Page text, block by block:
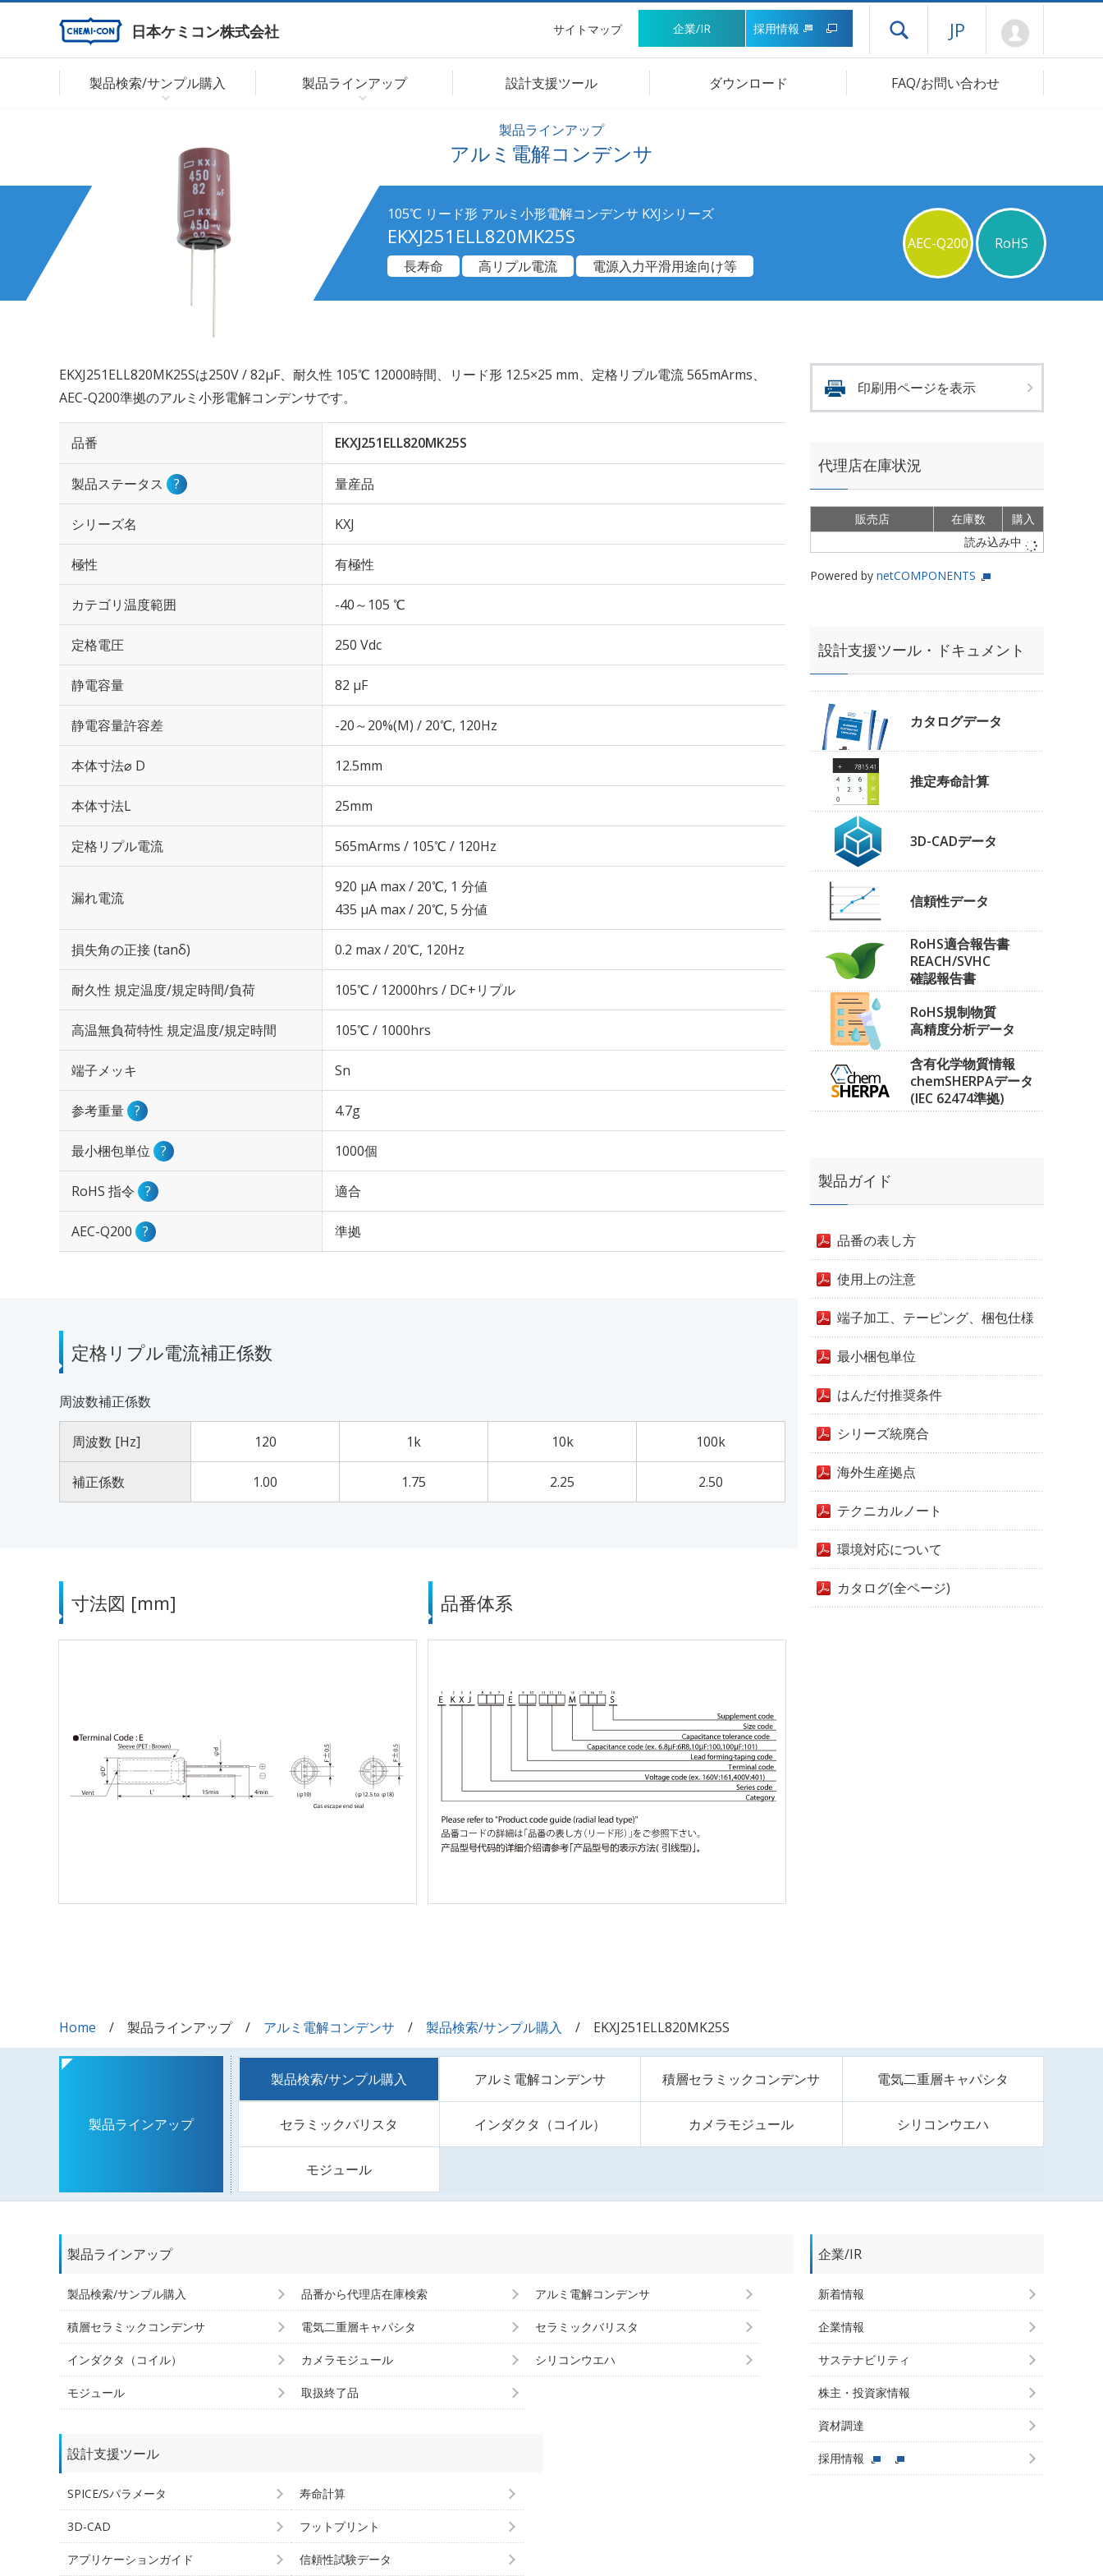
日本ケミコン株式会社 サイトマップ 企業/IR 採用情報 ドロワーメニューを開く
JP
製品検索/サンプル購入 製品ラインアップ 設計支援ツール ダウンロード FAQ/お問い合わせ
製品ラインアップ
アルミ電解コンデンサ
105℃ リード形 アルミ小形電解コンデンサ KXJシリーズ
EKXJ251ELL820MK25S AEC-Q200
RoHS
長寿命
高リプル電流 電源入力平滑用途向け等
EKXJ251ELL820MK25Sは250V / 82µF、耐久性 105℃ 12000時間、リード形 12.5×25 mm、定格リプル電流 565mArms、
AEC-Q200準拠のアルミ小形電解コンデンサです。
品番 EKXJ251ELL820MK25S
製品ステータス ? 量産品
シリーズ名 KXJ
極性 有極性
カテゴリ温度範囲 -40～105 ℃
定格電圧 250 Vdc
静電容量 82 µF
静電容量許容差 -20～20%(M) / 20℃, 120Hz
本体寸法⌀ D 12.5mm
本体寸法L 25mm
定格リプル電流 565mArms / 105℃ / 120Hz
漏れ電流
920 μA max / 20℃, 1 分値
435 μA max / 20℃, 5 分値
損失角の正接 (tanδ) 0.2 max / 20℃, 120Hz
耐久性 規定温度/規定時間/負荷 105℃ / 12000hrs / DC+リプル
高温無負荷特性 規定温度/規定時間 105℃ / 1000hrs
端子メッキ Sn
参考重量 ? 4.7g
最小梱包単位 ? 1000個
RoHS 指令 ? 適合
AEC-Q200 ? 準拠
定格リプル電流補正係数
周波数補正係数
周波数 [Hz] 120 1k 10k 100k
補正係数 1.00 1.75 2.25 2.50
寸法図 [mm] 品番体系
印刷用ページを表示
代理店在庫状況
販売店 在庫数
購入
読み込み中
Powered by netCOMPONENTS
設計支援ツール・ドキュメント
カタログデータ
推定寿命計算
3D-CADデータ
信頼性データ
RoHS適合報告書
REACH/SVHC
確認報告書
RoHS規制物質
高精度分析データ
含有化学物質情報
chemSHERPAデータ
(IEC 62474準拠)
製品ガイド
品番の表し方
使用上の注意
端子加工、テーピング、梱包仕様
最小梱包単位
はんだ付推奨条件
シリーズ統廃合
海外生産拠点
テクニカルノート
環境対応について
カタログ(全ページ)
Home 製品ラインアップ アルミ電解コンデンサ 製品検索/サンプル購入 EKXJ251ELL820MK25S
製品ラインアップ
製品検索/サンプル購入 アルミ電解コンデンサ 積層セラミックコンデンサ 電気二重層キャパシタ
セラミックバリスタ インダクタ（コイル） カメラモジュール シリコンウエハ
モジュール
製品ラインアップ
製品検索/サンプル購入 品番から代理店在庫検索 アルミ電解コンデンサ
積層セラミックコンデンサ 電気二重層キャパシタ セラミックバリスタ
インダクタ（コイル） カメラモジュール シリコンウエハ
モジュール 取扱終了品
設計支援ツール
SPICE/Sパラメータ 寿命計算
3D-CAD フットプリント
アプリケーションガイド 信頼性試験データ
企業/IR
新着情報
企業情報
サステナビリティ
株主・投資家情報
資材調達
採用情報